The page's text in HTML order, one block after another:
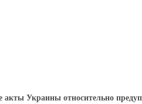
Украины относительно